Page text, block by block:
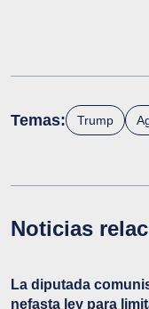
Temas: Trump
Noticias
La diputada
nefasta ley para